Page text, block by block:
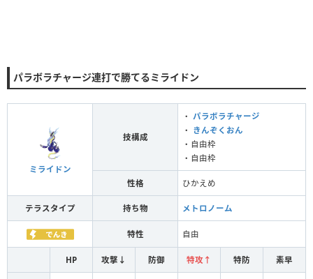
パラボラチャージ連打で勝てるミライドン
ミライドン
技構成
・ パラボラチャージ
・ きんぞくおん
・自由枠
・自由枠
性格 ひかえめ
テラスタイプ 持ち物 メトロノーム
特性 自由
HP 攻撃↓ 防御 特攻↑ 特防 素早